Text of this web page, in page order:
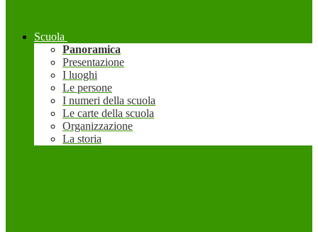
Scuola
Panoramica
Presentazione
I luoghi
Le persone
I numeri della scuola
Le carte della scuola
Organizzazione
La storia